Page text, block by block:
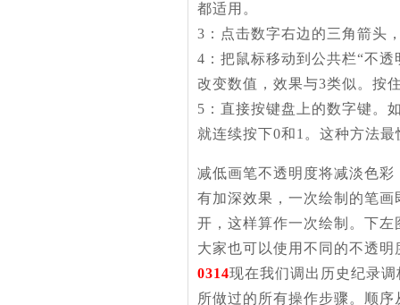
都适用。
3：点击数字右边的三角箭头
4：把鼠标移动到公共栏“不
改变数值，效果与3类似。按
5：直接按键盘上的数字键。
就连续按下0和1。这种方法
减低画笔不透明度将减淡色
有加深效果，一次绘制的笔
开，这样算作一次绘制。下
大家也可以使用不同的不透
0314现在我们调出历史纪录
所做过的所有操作步骤。顺